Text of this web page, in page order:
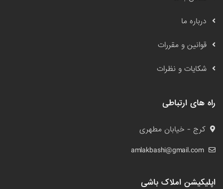
درباره ما
قوانین و مقررات
شکایات و نظرات
راه های ارتباطی
کرج - خیابان مطهری
amlakbashi@gmail.com
اپلیکیشن املاک باشی